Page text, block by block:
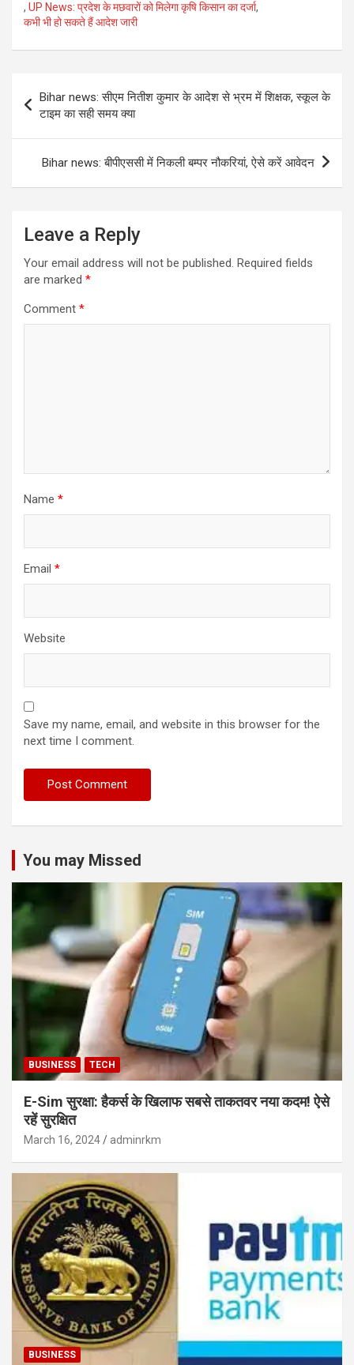
, UP News: प्रदेश के मछवारों को मिलेगा कृषि किसान का दर्जा,
कभी भी हो सकते हैं आदेश जारी
navigation
Bihar news: सीएम नितीश कुमार के आदेश से भ्रम में शिक्षक, स्कूल के
टाइम का सही समय क्या
Bihar news: बीपीएससी में निकली बम्पर नौकरियां, ऐसे करें आवेदन
Leave a Reply
Your email address will not be published. Required fields
are marked *
Comment *
Name *
Email *
Website
Save my name, email, and website in this browser for the
next time I comment.
You may Missed
BUSINESS TECH
E-Sim सुरक्षा: हैकर्स के खिलाफ सबसे ताकतवर नया कदम! ऐसे
रहें सुरक्षित
March 16, 2024 adminrkm
BUSINESS